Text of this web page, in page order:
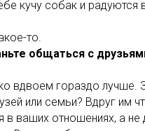
кучу собак и радуются
то.
общаться с
вдвоем гораздо лучше.
или семьи? Вдруг им
в ваших отношениях, а не